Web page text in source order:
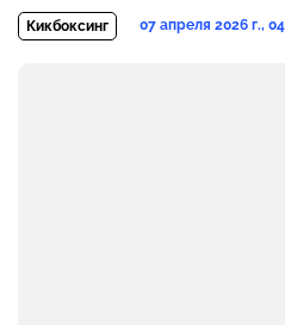
Кикбоксинг 07 апреля 2026 г.,